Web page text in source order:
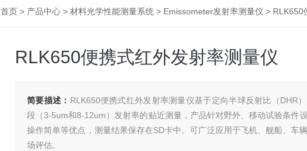
首页 > 产品中心 > 材料光学性能测量系统 > Emissometer发射率测量仪 > RLK650
RLK650便携式红外发射率测量仪
简要描述： RLK650便携式红外发射率测量仪基于定向半球反射比（DHR
段（3-5um和8-12um）发射率的贴近测量，产品针对野外、移动试验条件
操作简单等优点，测量结果保存在SD卡中。可广泛应用于飞机、舰船、车
场评估。